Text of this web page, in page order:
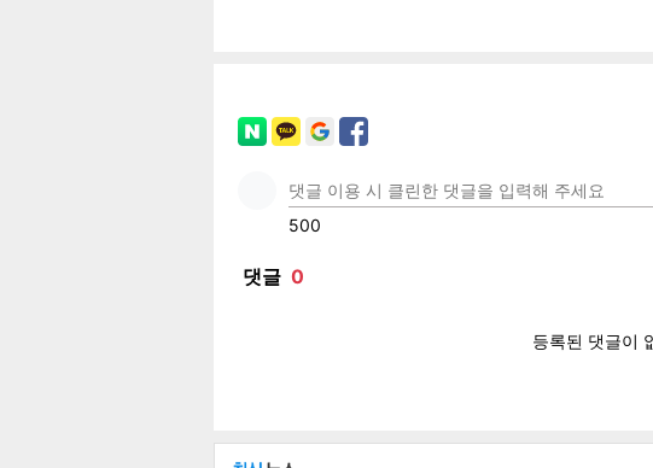
공유 유
트위 카카